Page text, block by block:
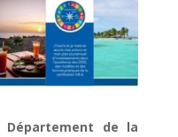
Département de la